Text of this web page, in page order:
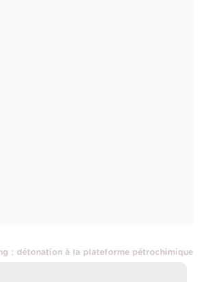
: détonation à la plateforme pétrochimique